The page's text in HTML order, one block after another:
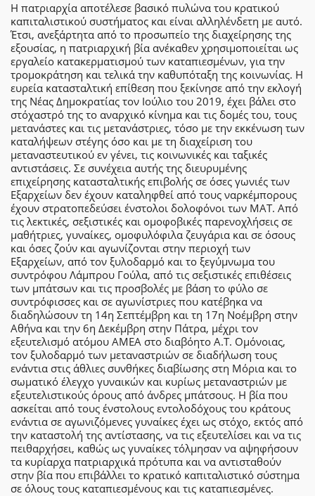
Η πατριαρχία αποτέλεσε βασικό πυλώνα του κρατικού
καπιταλιστικού συστήματος και είναι αλληλένδετη με αυτό.
Έτσι, ανεξάρτητα από το προσωπείο της διαχείρησης της
εξουσίας, η πατριαρχική βία ανέκαθεν χρησιμοποιείται ως
εργαλείο κατακερματισμού των καταπιεσμένων, για την
τρομοκράτηση και τελικά την καθυπόταξη της κοινωνίας. Η
ευρεία κατασταλτική επίθεση που ξεκίνησε από την εκλογή
της Νέας Δημοκρατίας τον Ιούλιο του 2019, έχει βάλει στο
στόχαστρό της το αναρχικό κίνημα και τις δομές του, τους
μετανάστες και τις μετανάστριες, τόσο με την εκκένωση των
καταλήψεων στέγης όσο και με τη διαχείριση του
μεταναστευτικού εν γένει, τις κοινωνικές και ταξικές
αντιστάσεις. Σε συνέχεια αυτής της διευρυμένης
επιχείρησης κατασταλτικής επιβολής σε όσες γωνιές των
Εξαρχείων δεν έχουν καταληφθεί από τους ναρκέμπορους
έχουν στρατοπεδεύσει ένστολοι δολοφόνοι των ΜΑΤ. Από
τις λεκτικές, σεξιστικές και ομοφοβικές παρενοχλήσεις σε
μαθήτριες, γυναίκες, ομοφυλόφιλα ζευγάρια και σε όσους
και όσες ζούν και αγωνίζονται στην περιοχή των
Εξαρχείων, από τον ξυλοδαρμό και το ξεγύμνωμα του
συντρόφου Λάμπρου Γούλα, από τις σεξιστικές επιθέσεις
των μπάτσων και τις προσβολές με βάση το φύλο σε
συντρόφισσες και σε αγωνίστριες που κατέβηκα να
διαδηλώσουν τη 14η Σεπτέμβρη και τη 17η Νοέμβρη στην
Αθήνα και την 6η Δεκέμβρη στην Πάτρα, μέχρι τον
εξευτελισμό ατόμου ΑΜΕΑ στο διαβόητο Α.Τ. Ομόνοιας,
τον ξυλοδαρμό των μεταναστριών σε διαδήλωση τους
ενάντια στις άθλιες συνθήκες διαβίωσης στη Μόρια και το
σωματικό έλεγχο γυναικών και κυρίως μεταναστριών με
εξευτελιστικούς όρους από άνδρες μπάτσους. Η βία που
ασκείται από τους ένστολους εντολοδόχους του κράτους
ενάντια σε αγωνιζόμενες γυναίκες έχει ως στόχο, εκτός από
την καταστολή της αντίστασης, να τις εξευτελίσει και να τις
πειθαρχήσει, καθώς ως γυναίκες τόλμησαν να αψηφήσουν
τα κυρίαρχα πατριαρχικά πρότυπα και να αντισταθούν
στην βία που επιβάλλει το κρατικό καπιταλιστικό σύστημα
σε όλους τους καταπιεσμένους και τις καταπιεσμένες.